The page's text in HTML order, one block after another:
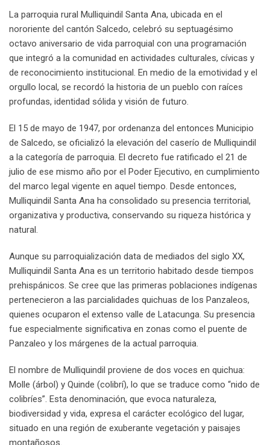
La parroquia rural Mulliquindil Santa Ana, ubicada en el
nororiente del cantón Salcedo, celebró su septuagésimo
octavo aniversario de vida parroquial con una programación
que integró a la comunidad en actividades culturales, cívicas y
de reconocimiento institucional. En medio de la emotividad y el
orgullo local, se recordó la historia de un pueblo con raíces
profundas, identidad sólida y visión de futuro.
El 15 de mayo de 1947, por ordenanza del entonces Municipio
de Salcedo, se oficializó la elevación del caserío de Mulliquindil
a la categoría de parroquia. El decreto fue ratificado el 21 de
julio de ese mismo año por el Poder Ejecutivo, en cumplimiento
del marco legal vigente en aquel tiempo. Desde entonces,
Mulliquindil Santa Ana ha consolidado su presencia territorial,
organizativa y productiva, conservando su riqueza histórica y
natural.
Aunque su parroquialización data de mediados del siglo XX,
Mulliquindil Santa Ana es un territorio habitado desde tiempos
prehispánicos. Se cree que las primeras poblaciones indígenas
pertenecieron a las parcialidades quichuas de los Panzaleos,
quienes ocuparon el extenso valle de Latacunga. Su presencia
fue especialmente significativa en zonas como el puente de
Panzaleo y los márgenes de la actual parroquia.
El nombre de Mulliquindil proviene de dos voces en quichua:
Molle (árbol) y Quinde (colibrí), lo que se traduce como “nido de
colibríes”. Esta denominación, que evoca naturaleza,
biodiversidad y vida, expresa el carácter ecológico del lugar,
situado en una región de exuberante vegetación y paisajes
montañosos.